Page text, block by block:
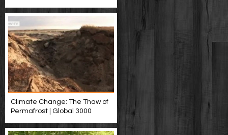
Climate Change: The Thaw of
Permafrost | Global 3000